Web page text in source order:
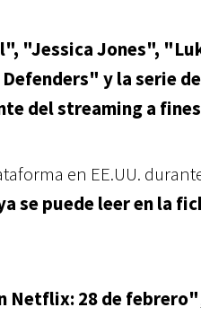
"Jessica Jones",
y la serie
del streaming a
en EE.UU.
se puede leer en la
Netflix: 28 de febrero"